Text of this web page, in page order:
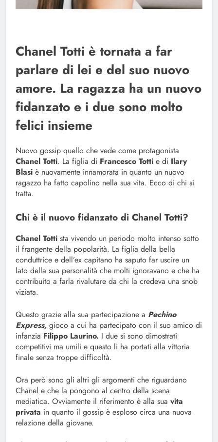
Chanel Totti è tornata a far
parlare di lei e del suo nuovo
amore. La ragazza ha un nuovo
fidanzato e i due sono molto
felici insieme
Nuovo gossip quello che vede come protagonista
Chanel Totti. La figlia di Francesco Totti e di Ilary
Blasi è nuovamente innamorata in quanto un nuovo
ragazzo ha fatto capolino nella sua vita. Ecco di chi si
tratta.
Chi è il nuovo fidanzato di Chanel Totti?
Chanel Totti sta vivendo un periodo molto intenso sotto
il frangente della popolarità. La figlia della bella
conduttrice e dell’ex capitano ha saputo far uscire un
lato della sua personalità che molti ignoravano e che ha
contribuito a farla rivalutare da chi la credeva una snob
viziata.
Questo grazie alla sua partecipazione a Pechino
Express, gioco a cui ha partecipato con il suo amico di
infanzia Filippo Laurino. I due si sono dimostrati
competitivi ma umili e questo li ha portati alla vittoria
finale senza troppe difficoltà.
Ora però sono gli altri gli argomenti che riguardano
Chanel e che la pongono al centro della scena
mediatica. Ovviamente il riferimento è alla sua vita
privata in quanto il gossip è esploso circa una nuova
relazione della giovane.